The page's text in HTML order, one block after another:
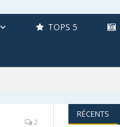
TOPS 5
2
RÉCENTS